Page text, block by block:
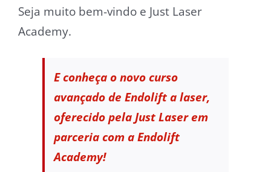
Seja muito bem-vindo e Just Laser
Academy.
E conheça o novo curso
avançado de Endolift a laser,
oferecido pela Just Laser em
parceria com a Endolift
Academy!